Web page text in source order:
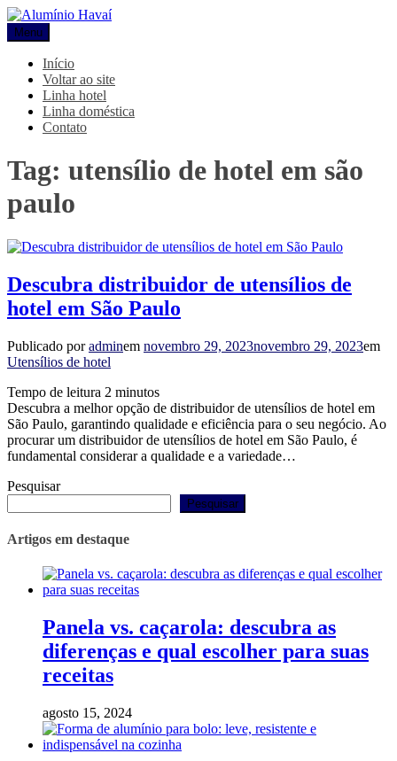
Pular
para
o
conteúdo
Alumínio Havaí
Blog Alumínio Havaí
Menu
Início
Voltar ao site
Linha hotel
Linha doméstica
Contato
Tag: utensílio de hotel em são
paulo
Descubra distribuidor de utensílios de
hotel em São Paulo
Publicado poradminem novembro 29, 2023novembro 29, 2023em
Utensílios de hotel
Tempo de leitura 2 minutos
Descubra a melhor opção de distribuidor de utensílios de hotel em
São Paulo, garantindo qualidade e eficiência para o seu negócio. Ao
procurar um distribuidor de utensílios de hotel em São Paulo, é
fundamental considerar a qualidade e a variedade…
Pesquisar
Pesquisar
Artigos em destaque
Panela vs. caçarola: descubra as
diferenças e qual escolher para suas
receitas
agosto 15, 2024